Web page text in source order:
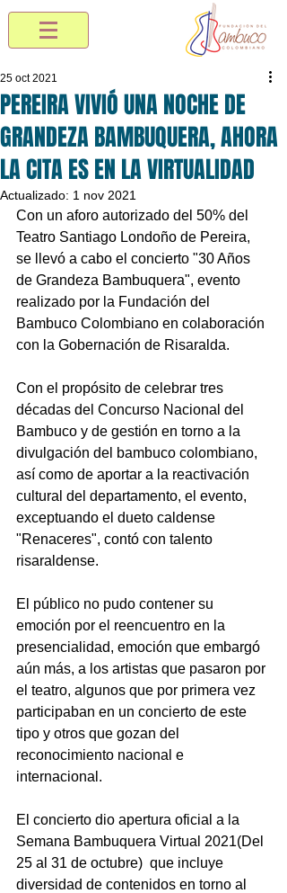
PEREIRA VIVIÓ UNA NOCHE DE
GRANDEZA BAMBUQUERA, AHORA
LA CITA ES EN LA VIRTUALIDAD
25 oct 2021
Actualizado: 1 nov 2021
Con un aforo autorizado del 50% del
Teatro Santiago Londoño de Pereira,
se llevó a cabo el concierto "30 Años
de Grandeza Bambuquera", evento
realizado por la Fundación del
Bambuco Colombiano en colaboración
con la Gobernación de Risaralda.
Con el propósito de celebrar tres
décadas del Concurso Nacional del
Bambuco y de gestión en torno a la
divulgación del bambuco colombiano,
así como de aportar a la reactivación
cultural del departamento, el evento,
exceptuando el dueto caldense
"Renaceres", contó con talento
risaraldense.
El público no pudo contener su
emoción por el reencuentro en la
presencialidad, emoción que embargó
aún más, a los artistas que pasaron por
el teatro, algunos que por primera vez
participaban en un concierto de este
tipo y otros que gozan del
reconocimiento nacional e
internacional.
El concierto dio apertura oficial a la
Semana Bambuquera Virtual 2021(Del
25 al 31 de octubre)  que incluye
diversidad de contenidos en torno al